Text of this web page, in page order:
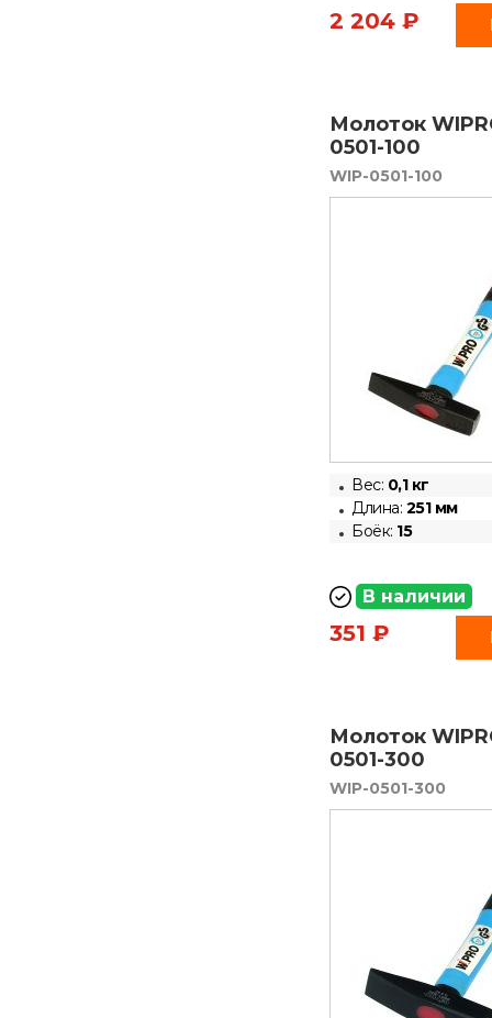
2 204 ₽
Молоток
0501-100
WIP-0501-100
Вес: 0,1 кг
Длина: 251 мм
Боёк: 15
В наличии
351 ₽
Молоток
0501-300
WIP-0501-300